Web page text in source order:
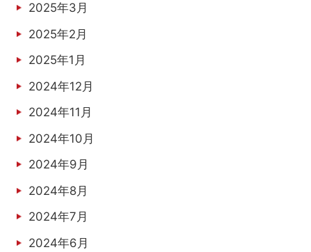
2025年3月
2025年2月
2025年1月
2024年12月
2024年11月
2024年10月
2024年9月
2024年8月
2024年7月
2024年6月